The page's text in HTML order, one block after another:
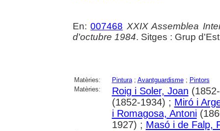
En:007468 XXIX Assemblea
d'octubre 1984. Sitges : Grup
Matèries: Pintura; Avantguardisme; Pintors
Matèries:
Roig i Soler, Joan
(1852-1934) ; Miró i
i Romagosa, Antoni
1927) ; Masó i de Falp,